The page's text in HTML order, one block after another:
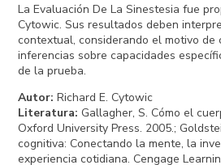
La Evaluación De La Sinestesia fue
Cytowic. Sus resultados deben
contextual, considerando el motivo de
inferencias sobre capacidades
de la prueba.
Autor: Richard E. Cytowic
Literatura: Gallagher, S. Cómo el
Oxford University Press. 2005.;
cognitiva: Conectando la mente, la
experiencia cotidiana. Cengage